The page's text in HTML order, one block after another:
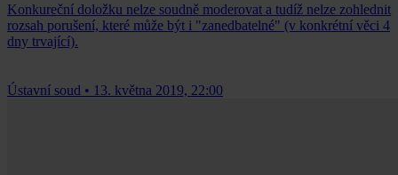
Konkureční doložku nelze soudně moderovat a tudíž nelze zohlednit
rozsah porušení, které může být i "zanedbatelné" (v konkrétní věci 4
dny trvající).
Ústavní soud • 13. května 2019, 22:00